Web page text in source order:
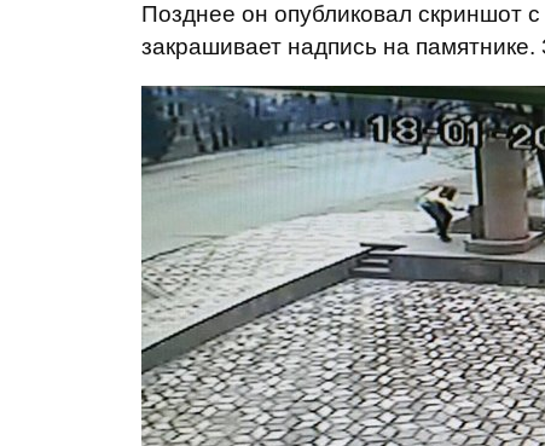
Позднее он опубликовал скриншот
закрашивает надпись на